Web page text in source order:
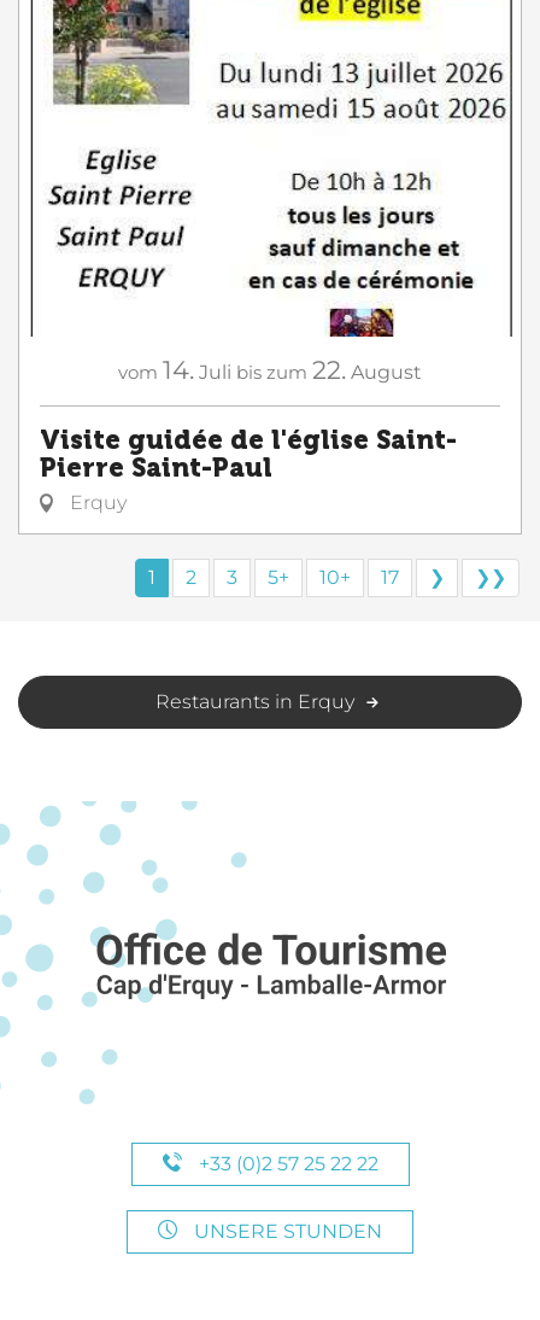
vom 14. Juli bis zum 22. August
Visite guidée de l'église Saint-
Pierre Saint-Paul
Erquy
1 2 3 5+ 10+ 17 ❯ ❯❯
Restaurants in Erquy
+33 (0)2 57 25 22 22
UNSERE STUNDEN